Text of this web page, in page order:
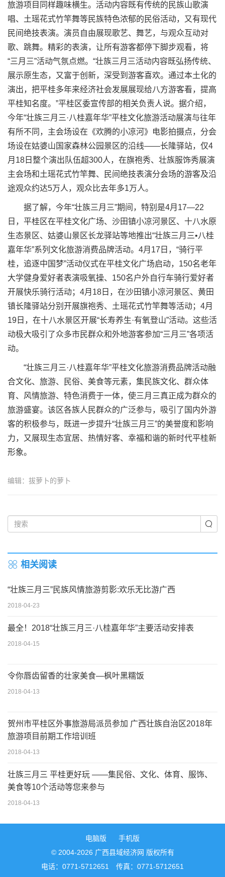
旅游项目同样趣味横生。活动内容既有传统的民族山歌演
唱、土瑶花式竹竿舞等民族特色浓郁的民俗活动，又有现代
民间绝技表演。演员自由展现歌艺、舞艺，与观众互动对
歌、跳舞。精彩的表演，让所有游客都停下脚步观看，将
“三月三”活动气氛点燃。“壮族三月三活动内容既弘扬传统、
展示原生态，又富于创新，深受到游客喜欢。通过本土化的
演出，把平桂多年来经济社会发展展现给八方游客看，提高
平桂知名度。”平桂区委宣传部的相关负责人说。据介绍，
今年“壮族三月三·八桂嘉年华”平桂文化旅游活动展演与往年
有所不同，主会场设在《欢腾的小凉河》电影拍摄点，分会
场设在姑婆山国家森林公园景区的沿线——长隆驿站，仅4
月18日整个演出队伍超300人，在旗袍秀、壮族服饰秀展演
主会场和土瑶花式竹竿舞、民间绝技表演分会场的游客及沿
途观众约达5万人，观众比去年多1万人。
据了解，今年“壮族三月三”期间，特别是4月17—22
日，平桂区在平桂文化广场、沙田镇小凉河景区、十八水原
生态景区、姑婆山景区长龙驿站等地推出“壮族三月三•八桂
嘉年华”系列文化旅游消费品牌活动。4月17日，“骑行平
桂，追逐中国梦”活动仪式在平桂文化广场启动，150名老年
大学健身爱好者表演吸氧操、150名户外自行车骑行爱好者
开展快乐骑行活动；4月18日，在沙田镇小凉河景区、黄田
镇长隆驿站分别开展旗袍秀、土瑶花式竹竿舞等活动；4月
19日，在十八水景区开展“长寿养生·有氧登山”活动。这些活
动极大吸引了众多市民群众和外地游客参加“三月三”各项活
动。
“壮族三月三·八桂嘉年华”平桂文化旅游消费品牌活动融
合文化、旅游、民俗、美食等元素，集民族文化、群众体
育、风情旅游、特色消费于一体，使三月三真正成为群众的
旅游盛宴。该区各族人民群众的广泛参与，吸引了国内外游
客的积极参与，既进一步提升“壮族三月三”的美誉度和影响
力，又展现生态宜居、热情好客、幸福和谐的新时代平桂新
形象。
编辑：拔萝卜的萝卜
相关阅读
“壮族三月三”民族风情旅游剪影:欢乐无比游广西
2018-04-23
最全！2018“壮族三月三·八桂嘉年华”主要活动安排表
2018-04-15
令你唇齿留香的壮家美食—枫叶黑糯饭
2018-04-13
贺州市平桂区外事旅游局派员参加 广西壮族自治区2018年
旅游项目前期工作培训班
2018-04-13
壮族三月三 平桂更好玩 ――集民俗、文化、体育、服饰、
美食等10个活动等您来参与
2018-04-13
电脑版
手机版
© 2004-2026 广西县域经济网 版权所有
电话：0771-5712651 传真：0771-5712651